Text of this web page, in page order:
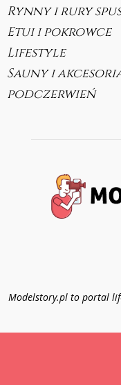
Rynny i rury
Etui i pokrowce
Lifestyle
Sauny i
podczerwień
Modelstory.pl to portal